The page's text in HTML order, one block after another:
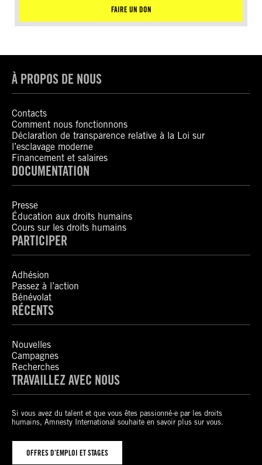
FAIRE UN DON
À PROPOS DE NOUS
Contacts
Comment nous fonctionnons
Déclaration de transparence relative à la Loi sur
l’esclavage moderne
Financement et salaires
DOCUMENTATION
Presse
Éducation aux droits humains
Cours sur les droits humains
PARTICIPER
Adhésion
Passez à l’action
Bénévolat
RÉCENTS
Nouvelles
Campagnes
Recherches
TRAVAILLEZ AVEC NOUS
Si vous avez du talent et que vous êtes passionné-e par les droits
humains, Amnesty International souhaite en savoir plus sur vous.
OFFRES D’EMPLOI ET STAGES